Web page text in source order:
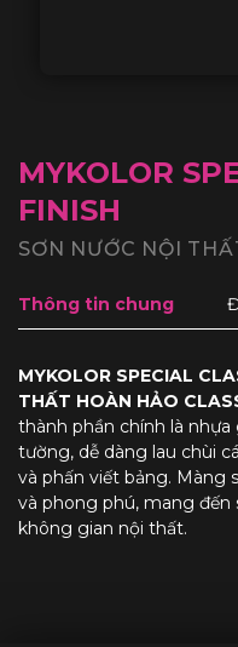
MYKOLOR
FINISH
SƠN NƯỚC NỘI
Thông tin chung
MYKOLOR SPECIAL
THẤT HOÀN HẢO
thành phần chính là
tường, dễ dàng lau chùi
và phấn viết bảng. Màng
và phong phú, mang đến
không gian nội thất.